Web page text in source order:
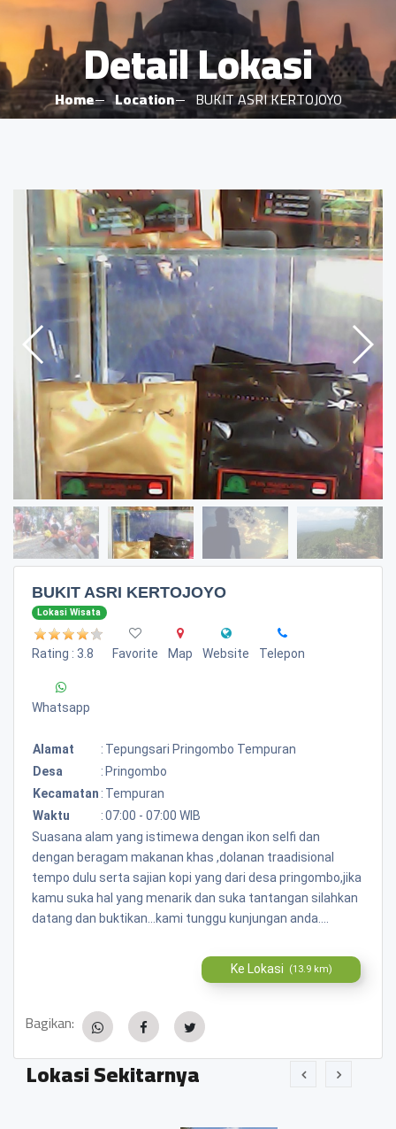
Detail Lokasi
Home Location BUKIT ASRI KERTOJOYO
BUKIT ASRI KERTOJOYO
Lokasi Wisata
Rating : 3.8 Favorite Map Website Telepon
Whatsapp
Alamat : Tepungsari Pringombo Tempuran
Desa
: Pringombo
Kecamatan : Tempuran
Waktu
:07:00 - 07:00 WIB
Suasana alam yang istimewa dengan ikon selfi dan
dengan beragam makanan khas ,dolanan traadisional
tempo dulu serta sajian kopi yang dari desa pringombo,jika
kamu suka hal yang menarik dan suka tantangan silahkan
datang dan buktikan...kami tunggu kunjungan anda....
Ke Lokasi (13.9 km)
Bagikan:
Lokasi Sekitarnya